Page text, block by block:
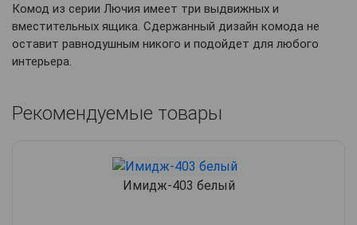
Комод из серии Лючия имеет три выдвижных и
вместительных ящика. Сдержанный дизайн комода не
оставит равнодушным никого и подойдет для любого
интерьера.
Рекомендуемые товары
Имидж-403 белый